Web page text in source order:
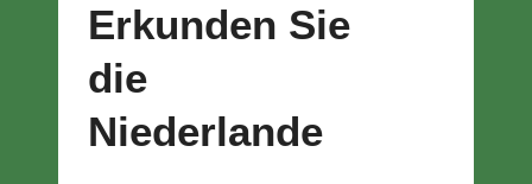
Erkunden Sie
die
Niederlande